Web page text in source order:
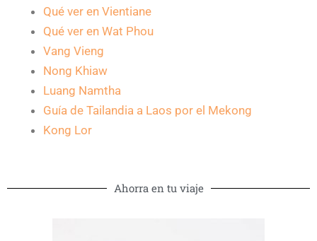
Qué ver en Vientiane
Qué ver en Wat Phou
Vang Vieng
Nong Khiaw
Luang Namtha
Guía de Tailandia a Laos por el Mekong
Kong Lor
Ahorra en tu viaje